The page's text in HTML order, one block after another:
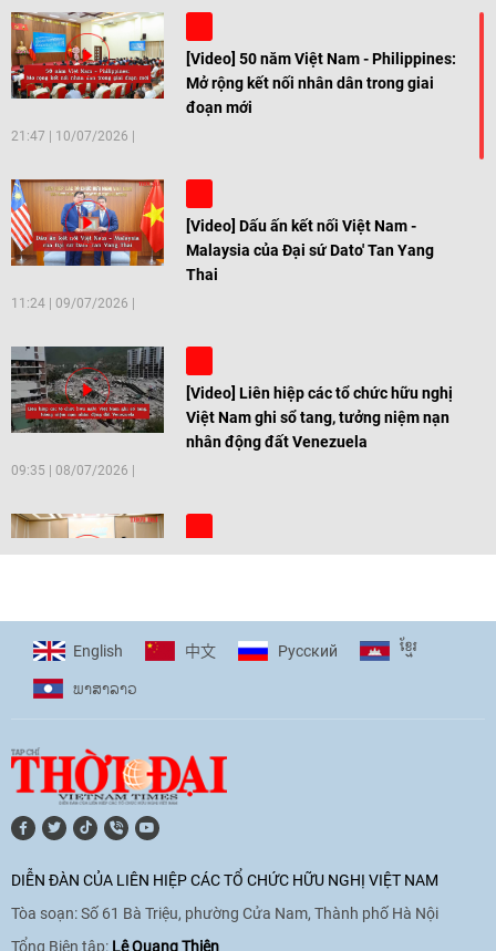
[Video] 50 năm Việt Nam - Philippines:
Mở rộng kết nối nhân dân trong giai
đoạn mới
21:47 10/07/2026
[Video] Dấu ấn kết nối Việt Nam -
Malaysia của Đại sứ Dato' Tan Yang
Thai
11:24 09/07/2026
[Video] Liên hiệp các tổ chức hữu nghị
Việt Nam ghi sổ tang, tưởng niệm nạn
nhân động đất Venezuela
09:35 08/07/2026
[Video] Trẻ em Đông Á cùng kiến tạo
11:10|17/06/2026
hòa bình, hữu nghị giữa các dân tộc"
cho Đại sứ Hungary tại Việt Nam
17:25| 13/06/2026
English 中文 Pусский ខ្មែរ
ພາ​ສາ​ລາວ
DIỄN ĐÀN CỦA LIÊN HIỆP CÁC TỔ CHỨC HỮU NGHỊ VIỆT NAM
Tòa soạn: Số 61 Bà Triệu, phường Cửa Nam, Thành phố Hà Nội
Tổng Biên tập: Lê Quang Thiện